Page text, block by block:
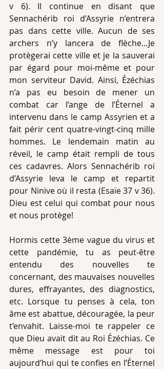
v 6). Il continue en disant que
Sennachérib roi d’Assyrie n’entrera
pas dans cette ville. Aucun de ses
archers n’y lancera de flèche…Je
protègerai cette ville et je la sauverai
par égard pour moi-même et pour
mon serviteur David. Ainsi, Ézéchias
n’a pas eu besoin de mener un
combat car l’ange de l’Éternel a
intervenu dans le camp Assyrien et a
fait périr cent quatre-vingt-cinq mille
hommes. Le lendemain matin au
réveil, le camp était rempli de tous
ces cadavres. Alors Sennachérib roi
d’Assyrie leva le camp et repartit
pour Ninive où il resta (Esaïe 37 v 36).
Dieu est celui qui combat pour nous
et nous protège!
Hormis cette 3ème vague du virus et
cette pandémie, tu as peut-être
entendu des nouvelles te
concernant, des mauvaises nouvelles
dures, effrayantes, des diagnostics,
etc. Lorsque tu penses à cela, ton
âme est abattue, découragée, la peur
t’envahit. Laisse-moi te rappeler ce
que Dieu avait dit au Roi Ézéchias. Ce
même message est pour toi
aujourd’hui qui te confies en l’Éternel